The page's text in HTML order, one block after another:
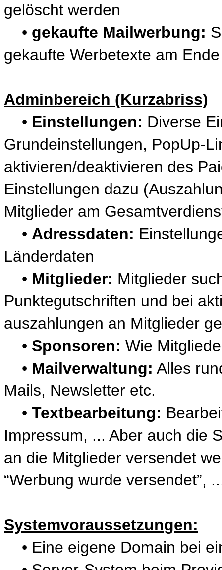
gelöscht werden
• gekaufte Mailwerbung:
gekaufte Werbetexte am
Adminbereich (Kurzabriss)
• Einstellungen: Diverse
Grundeinstellungen, PopUp-
aktivieren/deaktivieren des
Einstellungen dazu
Mitglieder am
• Adressdaten:
Länderdaten
• Mitglieder: Mitglieder
Punktegutschriften und bei
auszahlungen an Mitglieder
• Sponsoren: Wie
• Mailverwaltung: Alles
Mails, Newsletter etc.
• Textbearbeitung:
Impressum, ... Aber auch die
an die Mitglieder versendet
“Werbung wurde versendet”,
Systemvoraussetzungen:
• Eine eigene Domain bei